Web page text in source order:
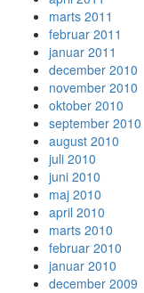
marts 2011
februar 2011
januar 2011
december 2010
november 2010
oktober 2010
september 2010
august 2010
juli 2010
juni 2010
maj 2010
april 2010
marts 2010
februar 2010
januar 2010
december 2009